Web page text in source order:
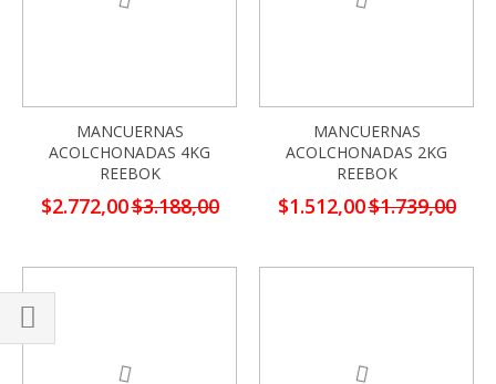
MANCUERNAS
ACOLCHONADAS 4KG
REEBOK
Precio
especial
$2.772,00$3.188,00
MANCUERNAS
ACOLCHONADAS 2KG
REEBOK
Precio
especial
$1.512,00$1.739,00
Comprar